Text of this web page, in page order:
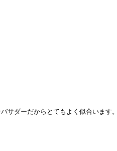
サダーだからとてもよく似合いま